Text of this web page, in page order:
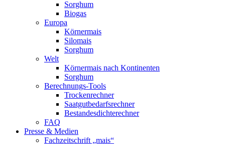
Sorghum
Biogas
Europa
Körnermais
Silomais
Sorghum
Welt
Körnermais nach Kontinenten
Sorghum
Berechnungs-Tools
Trockenrechner
Saatgutbedarfsrechner
Bestandesdichterechner
FAQ
Presse & Medien
Fachzeitschrift „mais“